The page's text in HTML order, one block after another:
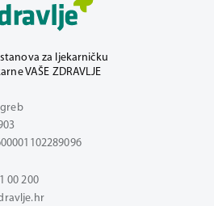
za ljekarničku
VAŠE ZDRAVLJE
00 200